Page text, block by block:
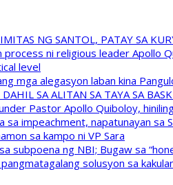
NG SANTOL, PATAY SA
ni religious leader Apollo
level
mga alegasyon laban kina
SA ALITAN SA TAYA SA
Pastor Apollo Quiboloy,
sa impeachment, napatunayan sa
sa kampo ni VP Sara
subpoena ng NBI; Bugaw sa
solusyon sa